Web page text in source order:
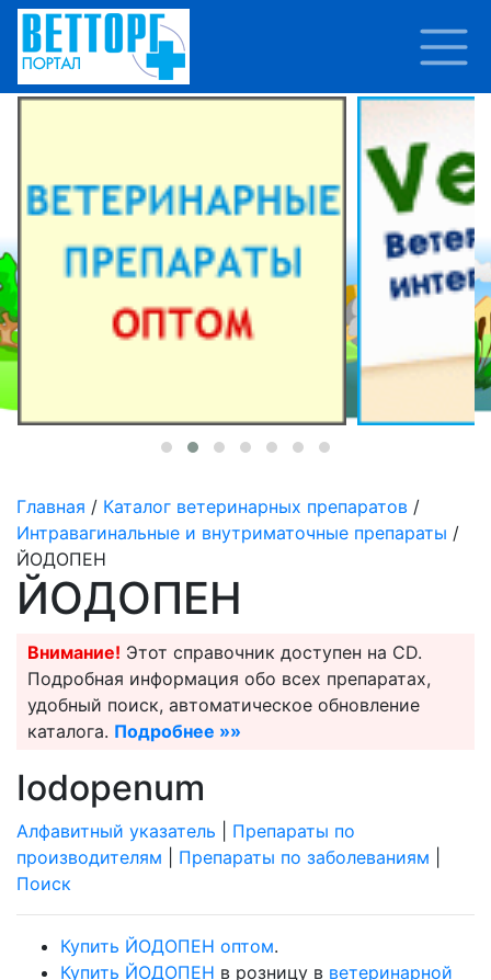
Главная / Каталог ветеринарных препаратов /
Интравагинальные и внутриматочные препараты /
ЙОДОПЕН
ЙОДОПЕН
Внимание! Этот справочник доступен на CD.
Подробная информация обо всех препаратах,
удобный поиск, автоматическое обновление
каталога. Подробнее »»
Iodopenum
Алфавитный указатель
Препараты по
производителям
Препараты по заболеваниям
Поиск
Купить ЙОДОПЕН оптом.
Купить ЙОДОПЕН в розницу в ветеринарной